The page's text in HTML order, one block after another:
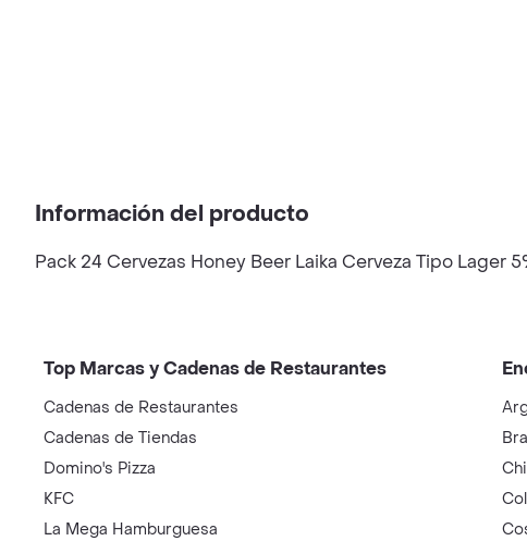
Información del producto
Pack 24 Cervezas Honey Beer Laika Cerveza Tipo Lager
Top Marcas y Cadenas de Restaurantes
Cadenas de Restaurantes
Cadenas de Tiendas
Domino's Pizza
KFC
La Mega Hamburguesa